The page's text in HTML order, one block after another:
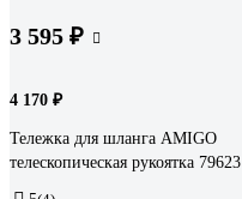
3 595 ₽
4 170 ₽
Тележка для шланга AMIGO
телескопическая рукоятка 79623